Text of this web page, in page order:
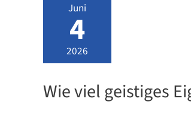
Juni
4
2026
Wie viel geistiges